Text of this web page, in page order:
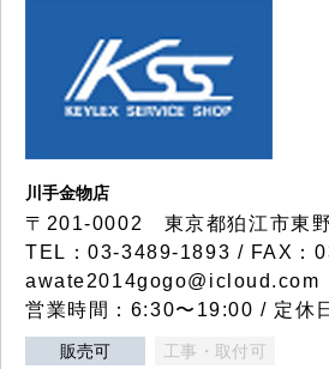
川手金物店
〒201-0002 東京都狛江市東
TEL：03-3489-1893 / FAX：
awate2014gogo@icloud.com
営業時間：6:30〜19:00 / 定休
販売可 工事・取付可